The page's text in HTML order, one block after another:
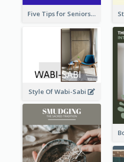
Five Tips for Seniors When Choosing Online Workout Classes
Style Of Wabi-Sabi